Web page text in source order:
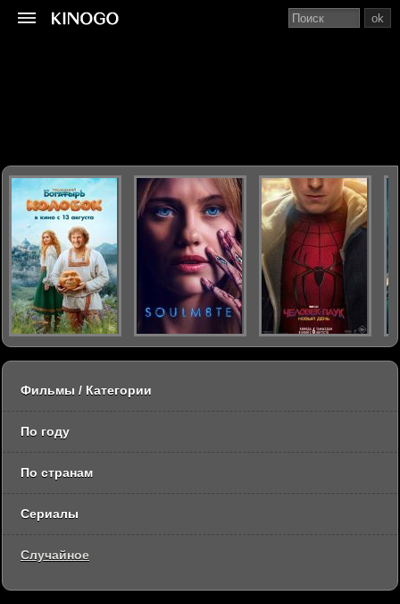
ok
Фильмы / Категории
По году
По странам
Сериалы
Случайное